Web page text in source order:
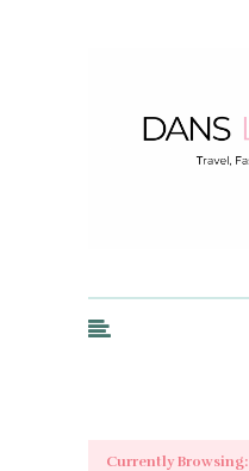
Currently Browsing: